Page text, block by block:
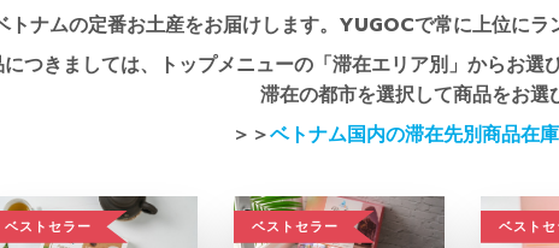
トナムの定番お土産をお届けします。YUGOCで常に上位にラ
つきましては、トップメニューの「滞在エリア別」からお
滞在の都市を選択して商品をお選
＞＞ベトナム国内の滞在先別商品在
ベストセラー ベストセラー ベスト